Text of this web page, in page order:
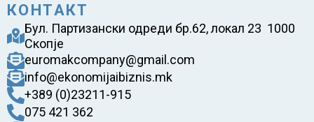
КОНТАКТ
Бул. Партизански одреди бр.62, локал 23 1000
Скопје
euromakcompany@gmail.com
info@ekonomijaibiznis.mk
+389 (0)23211-915
075 421 362